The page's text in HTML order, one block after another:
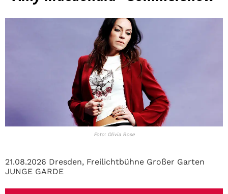
Foto: Olivia Rose
21.08.2026 Dresden, Freilichtbühne Großer Garten
JUNGE GARDE